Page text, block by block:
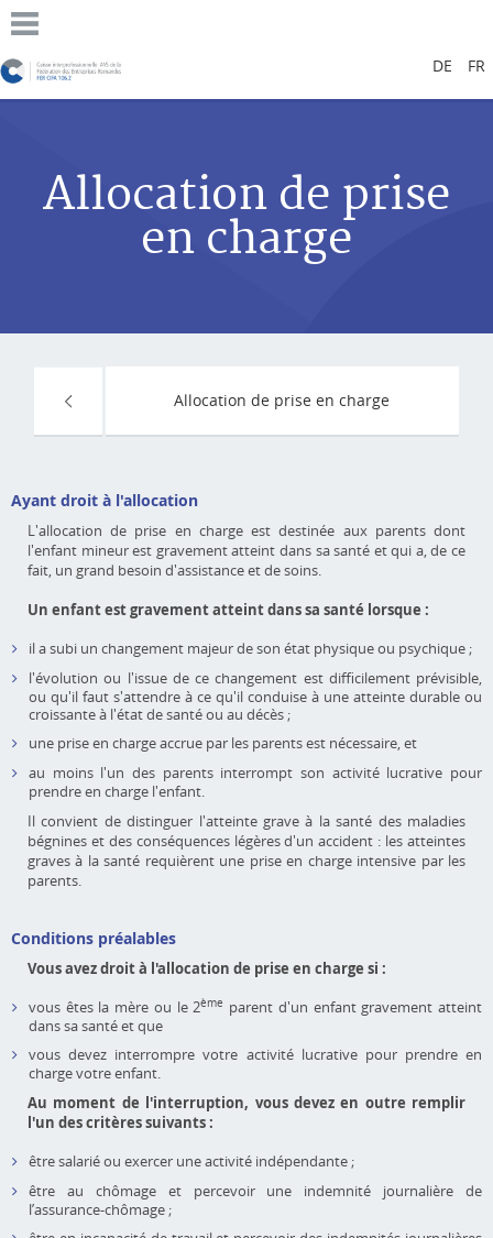
DE FR
Allocation de prise
en charge
Allocation de prise en charge
Ayant droit à l'allocation
L'allocation de prise en charge est destinée aux parents dont
l'enfant mineur est gravement atteint dans sa santé et qui a, de ce
fait, un grand besoin d'assistance et de soins.
Un enfant est gravement atteint dans sa santé lorsque :
il a subi un changement majeur de son état physique ou psychique ;
l'évolution ou l'issue de ce changement est difficilement prévisible,
ou qu'il faut s'attendre à ce qu'il conduise à une atteinte durable ou
croissante à l'état de santé ou au décès ;
une prise en charge accrue par les parents est nécessaire, et
au moins l'un des parents interrompt son activité lucrative pour
prendre en charge l'enfant.
Il convient de distinguer l'atteinte grave à la santé des maladies
bégnines et des conséquences légères d'un accident : les atteintes
graves à la santé requièrent une prise en charge intensive par les
parents.
Conditions préalables
Vous avez droit à l'allocation de prise en charge si :
vous êtes la mère ou le 2ème parent d'un enfant gravement atteint
dans sa santé et que
vous devez interrompre votre activité lucrative pour prendre en
charge votre enfant.
Au moment de l'interruption, vous devez en outre remplir
l'un des critères suivants :
être salarié ou exercer une activité indépendante ;
être au chômage et percevoir une indemnité journalière de
l’assurance-chômage ;